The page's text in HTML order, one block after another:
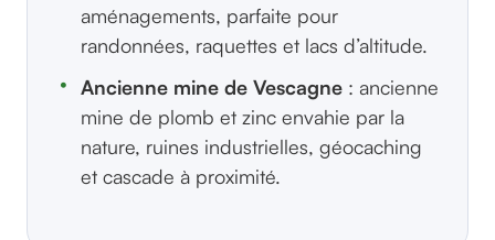
aménagements, parfaite pour
randonnées, raquettes et lacs d’altitude.
Ancienne mine de Vescagne : ancienne
mine de plomb et zinc envahie par la
nature, ruines industrielles, géocaching
et cascade à proximité.